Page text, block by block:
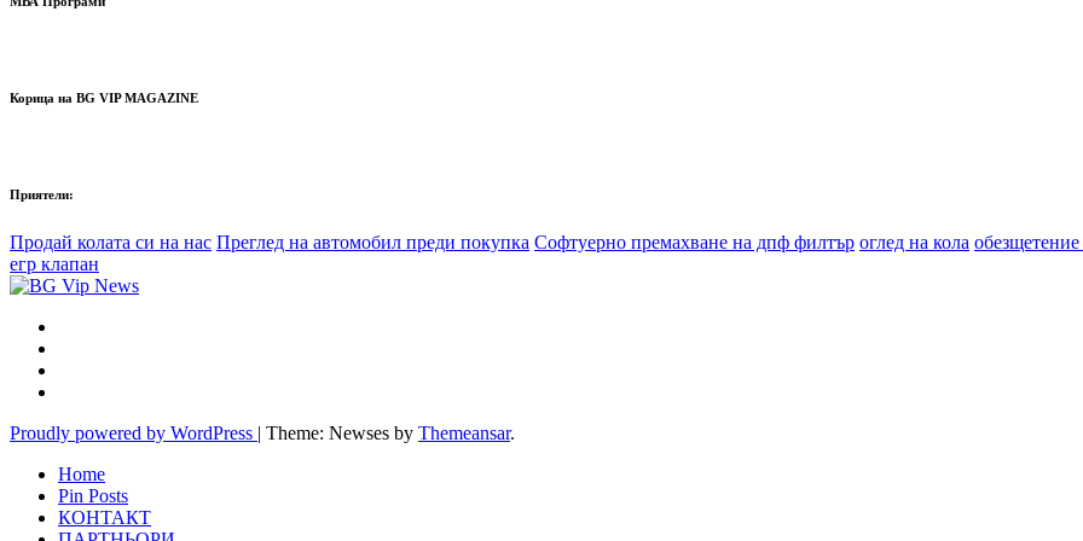
Корица на BG VIP MAGAZINE
Приятели:
Продай колата си на нас Преглед на автомобил преди покупка Софтуерно премахване на дпф филтър оглед на кола
егр клапан
Proudly powered by WordPress | Theme: Newses by Themeansar.
Home
Pin Posts
КОНТАКТ